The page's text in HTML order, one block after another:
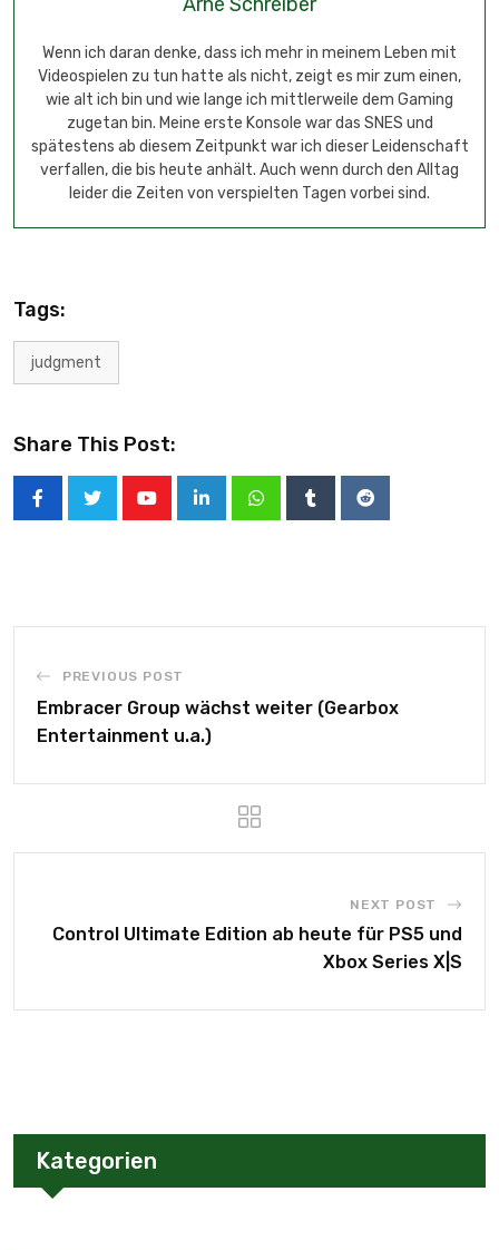
Wenn ich daran denke, dass ich mehr in meinem Leben mit
Videospielen zu tun hatte als nicht, zeigt es mir zum einen,
wie alt ich bin und wie lange ich mittlerweile dem Gaming
zugetan bin. Meine erste Konsole war das SNES und
spätestens ab diesem Zeitpunkt war ich dieser Leidenschaft
verfallen, die bis heute anhält. Auch wenn durch den Alltag
leider die Zeiten von verspielten Tagen vorbei sind.
Tags:
judgment
Share This Post:
PREVIOUS POST
Embracer Group wächst weiter (Gearbox
Entertainment u.a.)
NEXT POST
Control Ultimate Edition ab heute für PS5 und
Xbox Series X|S
Kategorien